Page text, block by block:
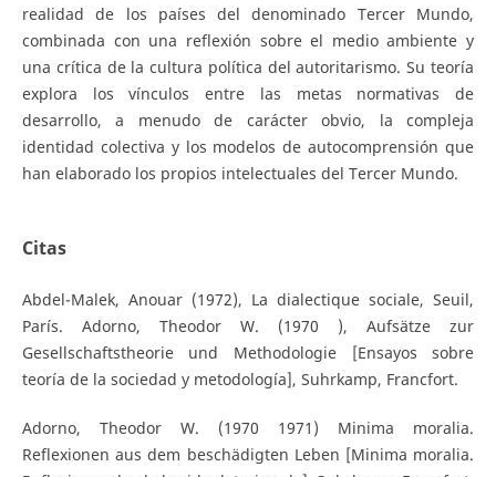
realidad de los países del denominado Tercer Mundo,
combinada con una reflexión sobre el medio ambiente y
una crítica de la cultura política del autoritarismo. Su teoría
explora los vínculos entre las metas normativas de
desarrollo, a menudo de carácter obvio, la compleja
identidad colectiva y los modelos de autocomprensión que
han elaborado los propios intelectuales del Tercer Mundo.
Citas
Abdel-Malek, Anouar (1972), La dialectique sociale, Seuil,
París. Adorno, Theodor W. (1970 ), Aufsätze zur
Gesellschaftstheorie und Methodologie [Ensayos sobre
teoría de la sociedad y metodología], Suhrkamp, Francfort.
Adorno, Theodor W. (1970 1971) Minima moralia.
Reflexionen aus dem beschädigten Leben [Minima moralia.